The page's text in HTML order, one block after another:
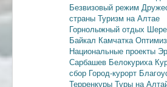
Безвизовый режим
страны Туризм на Алтае
Горнолыжный отдых
Байкал Камчатка
Национальные проекты
Сарбашев Белокуриха
сбор Город-курорт
Терренкуры Туры на